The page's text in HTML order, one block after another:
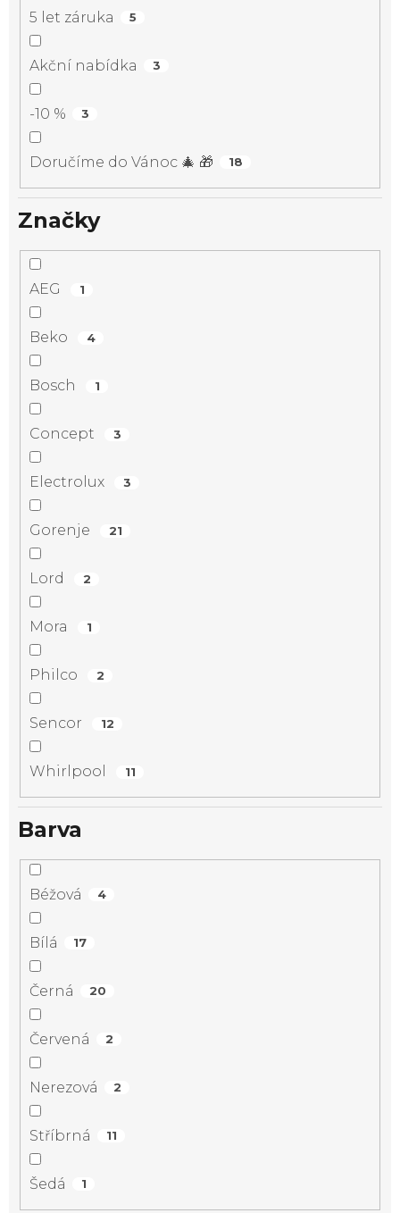
5 let záruka 5
Akční nabídka 3
-10 % 3
Doručíme do Vánoc 🎄 🎁 18
Značky
AEG 1
Beko 4
Bosch 1
Concept 3
Electrolux 3
Gorenje 21
Lord 2
Mora 1
Philco 2
Sencor 12
Whirlpool 11
Barva
Béžová 4
Bílá 17
Černá 20
Červená 2
Nerezová 2
Stříbrná 11
Šedá 1